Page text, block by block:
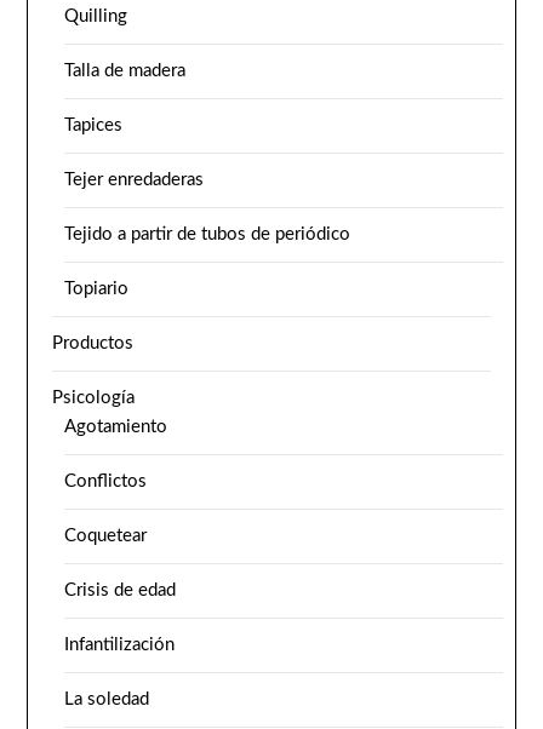
Quilling
Talla de madera
Tapices
Tejer enredaderas
Tejido a partir de tubos de periódico
Topiario
Productos
Psicología
Agotamiento
Conflictos
Coquetear
Crisis de edad
Infantilización
La soledad